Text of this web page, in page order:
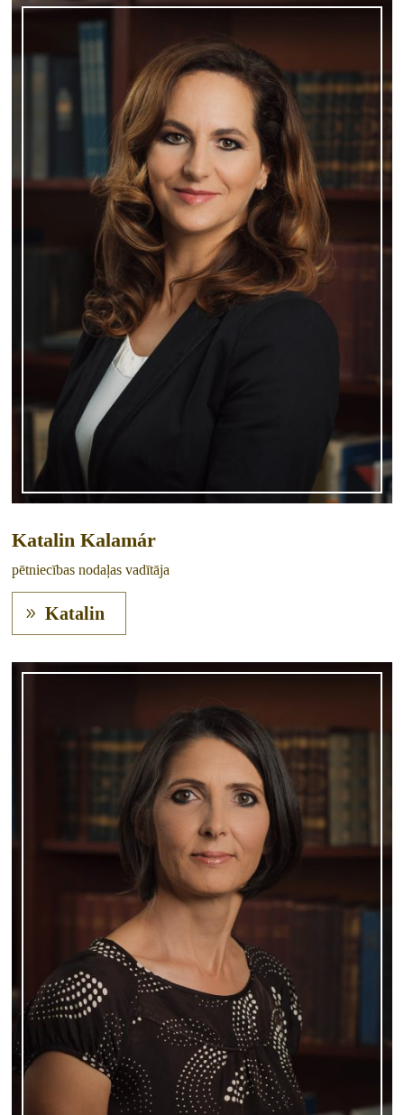
Katalin Kalamár
pētniecības nodaļas vadītāja
Katalin